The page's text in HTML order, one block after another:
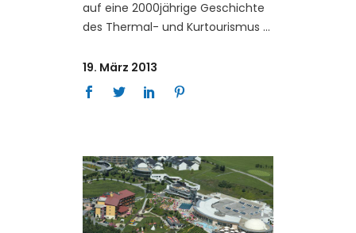
auf eine 2000jährige Geschichte
des Thermal- und Kurtourismus
19. März 2013